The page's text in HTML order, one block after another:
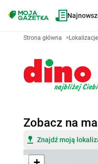
Strona główna >Lokalizacje
Zobacz na
Znajdź moją